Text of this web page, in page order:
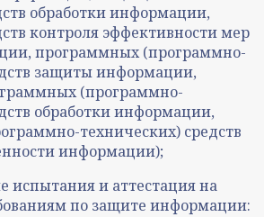
обработки информации,
контроля эффективности мер
программных (программно-
защиты информации,
(программно-
обработки информации,
технических) средств
информации);
испытания и аттестация на
по защите информации: